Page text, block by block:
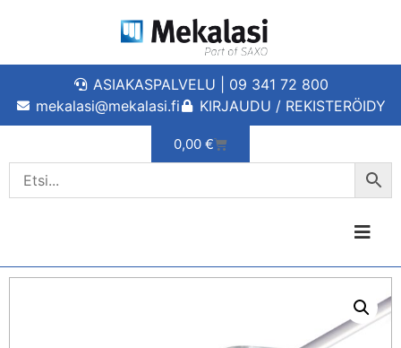
ASIAKASPALVELU | 09 341 72 800
mekalasi@mekalasi.fi
KIRJAUDU / REKISTERÖIDY
0,00 €